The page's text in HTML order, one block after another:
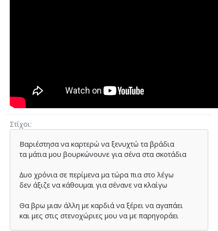
Στίχοι
Βαριέστησα να καρτερώ να ξενυχτώ τα βράδια
τα µάτια µου βουρκώνουνε για σένα στα σκοτάδια
∆υο χρόνια σε περίµενα µα τώρα πια στο λέγω
δεν άξιζε να κάθουµαι για σένανε να κλαίγω
Θα βρω µιαν άλλη µε καρδιά να ξέρει να αγαπάει
και µες στις στενοχώριες µου να µε παρηγοράει